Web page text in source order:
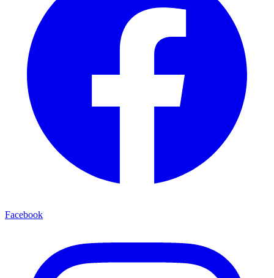
Facebook